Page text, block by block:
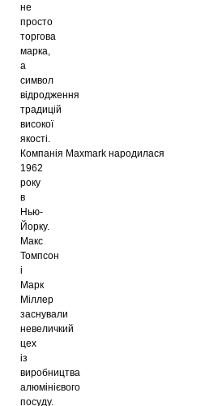
не
просто
торгова
марка,
а
символ
відродження
традицій
високої
якості.
Компанія Maxmark народилася
1962
року
в
Нью-
Йорку.
Макс
Томпсон
і
Марк
Міллер
заснували
невеличкий
цех
із
виробництва
алюмінієвого
посуду.